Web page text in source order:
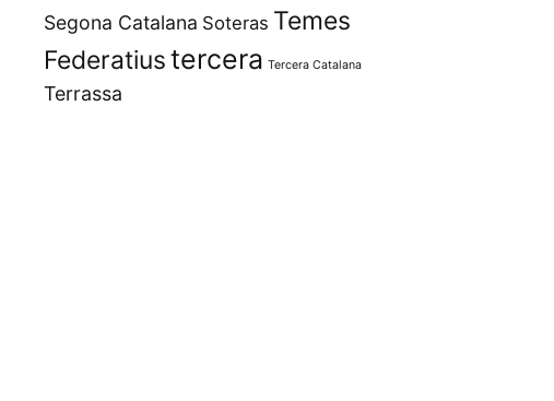
Segona Catalana Soteras Temes
Federatiustercera Tercera Catalana
Terrassa